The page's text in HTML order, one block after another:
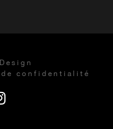
confidentialité